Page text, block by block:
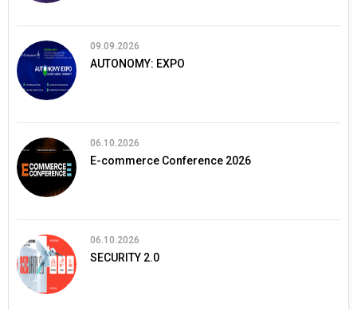
09.09.2026
AUTONOMY: EXPO
06.10.2026
E-commerce Conference 2026
06.10.2026
SECURITY 2.0